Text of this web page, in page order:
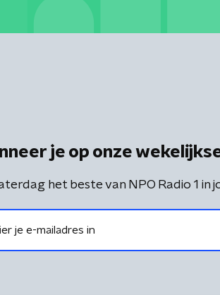
je op onze
het beste van NPO Radio 1 in